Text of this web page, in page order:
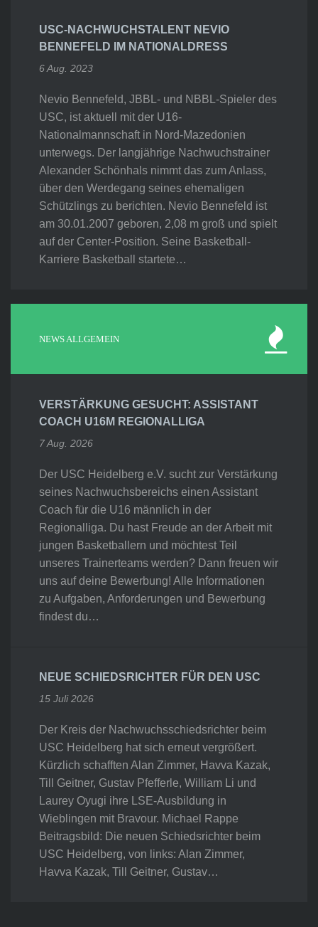
USC-NACHWUCHSTALENT NEVIO
BENNEFELD IM NATIONALDRESS
6 Aug. 2023
Nevio Bennefeld, JBBL- und NBBL-Spieler des
USC, ist aktuell mit der U16-
Nationalmannschaft in Nord-Mazedonien
unterwegs. Der langjährige Nachwuchstrainer
Alexander Schönhals nimmt das zum Anlass,
über den Werdegang seines ehemaligen
Schützlings zu berichten. Nevio Bennefeld ist
am 30.01.2007 geboren, 2,08 m groß und spielt
auf der Center-Position. Seine Basketball-
Karriere Basketball startete…
NEWS ALLGEMEIN
VERSTÄRKUNG GESUCHT: ASSISTANT
COACH U16M REGIONALLIGA
7 Aug. 2026
Der USC Heidelberg e.V. sucht zur Verstärkung
seines Nachwuchsbereichs einen Assistant
Coach für die U16 männlich in der
Regionalliga. Du hast Freude an der Arbeit mit
jungen Basketballern und möchtest Teil
unseres Trainerteams werden? Dann freuen wir
uns auf deine Bewerbung! Alle Informationen
zu Aufgaben, Anforderungen und Bewerbung
findest du…
NEUE SCHIEDSRICHTER FÜR DEN USC
15 Juli 2026
Der Kreis der Nachwuchsschiedsrichter beim
USC Heidelberg hat sich erneut vergrößert.
Kürzlich schafften Alan Zimmer, Havva Kazak,
Till Geitner, Gustav Pfefferle, William Li und
Laurey Oyugi ihre LSE-Ausbildung in
Wieblingen mit Bravour. Michael Rappe
Beitragsbild: Die neuen Schiedsrichter beim
USC Heidelberg, von links: Alan Zimmer,
Havva Kazak, Till Geitner, Gustav…